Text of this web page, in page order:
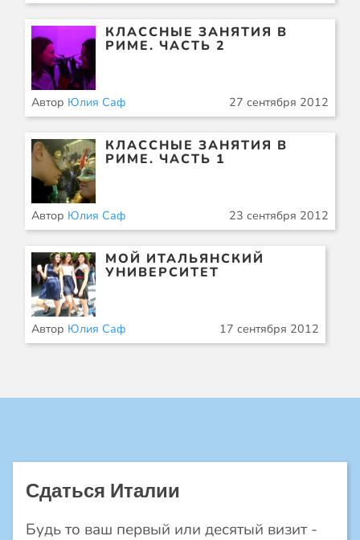
КЛАССНЫЕ ЗАНЯТИЯ В
РИМЕ. ЧАСТЬ 2
Автор Юлия Саф 27 сентября 2012
КЛАССНЫЕ ЗАНЯТИЯ В
РИМЕ. ЧАСТЬ 1
Автор Юлия Саф 23 сентября 2012
МОЙ ИТАЛЬЯНСКИЙ
УНИВЕРСИТЕТ
Автор Юлия Саф 17 сентября 2012
Сдаться Италии
Будь то ваш первый или десятый визит -